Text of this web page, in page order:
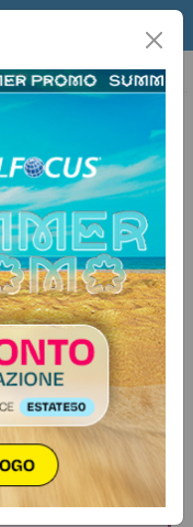
e controlli
è prova
45 - 2017
metodo induttivo, il
la contestazione di
emerge da una
di Cassazione che